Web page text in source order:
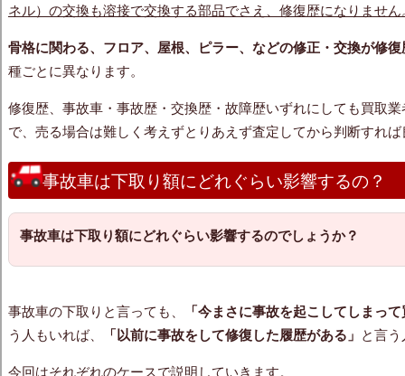
ネル）の交換も溶接で交換する部品でさえ、修復歴になりません
骨格に関わる、フロア、屋根、ピラー、などの修正・交換が修
種ごとに異なります。
修復歴、事故車・事故歴・交換歴・故障歴いずれにしても買取
で、売る場合は難しく考えずとりあえず査定してから判断すれ
事故車は下取り額にどれぐらい影響するの？
事故車は下取り額にどれぐらい影響するのでしょうか？
事故車の下取りと言っても、
「今まさに事故を起こしてしまっ
う人もいれば、
「以前に事故をして修復した履歴がある」 と言
今回はそれぞれのケースで説明していきます。